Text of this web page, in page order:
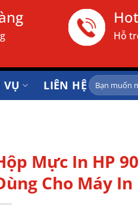
Hỗ
VỤ LIÊN HỆ Tìm
kiếm:
Mực In HP
Cho Máy In